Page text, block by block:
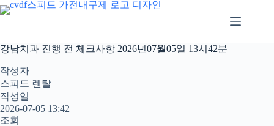
본
문
로
건
너
뛰
기
강남치과 진행 전 체크사항 2026년07월05일 13시42분
작성자
스피드 렌탈
작성일
2026-07-05 13:42
조회